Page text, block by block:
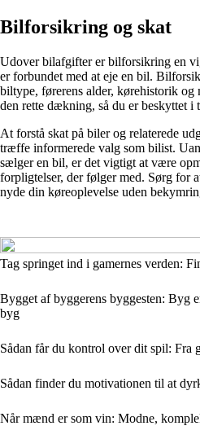
Bilforsikring og skat
Udover bilafgifter er bilforsikring en
er forbundet med at eje en bil.
biltype, førerens alder, kørehistorik og
den rette dækning, så du er beskyttet
At forstå skat på biler og relaterede
træffe informerede valg som bilist.
sælger en bil, er det vigtigt at være
forpligtelser, der følger med. Sørg for
nyde din køreoplevelse uden
Tag springet ind i gamernes verden:
Bygget af byggerens byggesten: Byg
byg
Sådan får du kontrol over dit spil: Fra
Sådan finder du motivationen til at
Når mænd er som vin: Modne,